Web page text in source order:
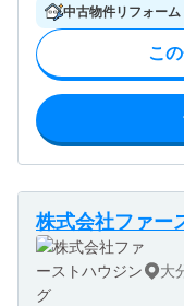
中古物件リフォーム
こ
株式会社ファー
大